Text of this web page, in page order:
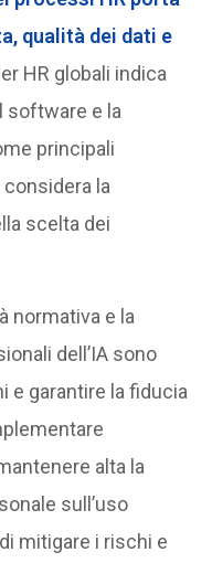
qualità dei dati e
HR globali indica
software e la
principali
considera la
scelta dei
normativa e la
dell’IA sono
e garantire la fiducia
alta la
sull’uso
mitigare i rischi e